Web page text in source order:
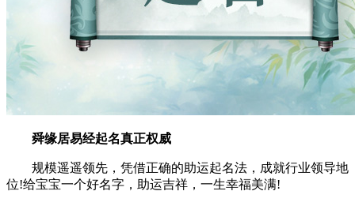
舜缘居易经起名真正权威
规模遥遥领先，凭借正确的助运起名法，成就行业领导地
位!给宝宝一个好名字，助运吉祥，一生幸福美满!